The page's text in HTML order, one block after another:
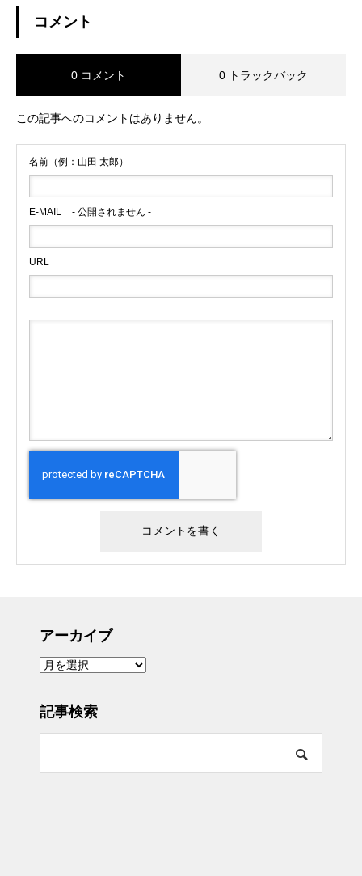
コメント
0 コメント 0 トラックバック
この記事へのコメントはありません。
名前（例：山田 太郎）
E-MAIL - 公開されません -
URL
アーカイブ
ア
ー
ブ
記事検索